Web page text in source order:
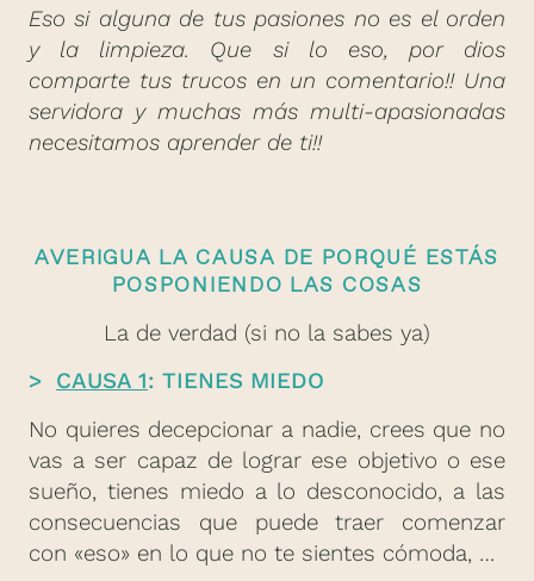
Eso si alguna de tus pasiones no es el orden
y la limpieza. Que si lo eso, por dios
comparte tus trucos en un comentario!! Una
servidora y muchas más multi-apasionadas
necesitamos aprender de ti!!
AVERIGUA LA CAUSA DE PORQUÉ ESTÁS
POSPONIENDO LAS COSAS
La de verdad (si no la sabes ya)
> CAUSA 1: TIENES MIEDO
No quieres decepcionar a nadie, crees que no
vas a ser capaz de lograr ese objetivo o ese
sueño, tienes miedo a lo desconocido, a las
consecuencias que puede traer comenzar
con «eso» en lo que no te sientes cómoda, …